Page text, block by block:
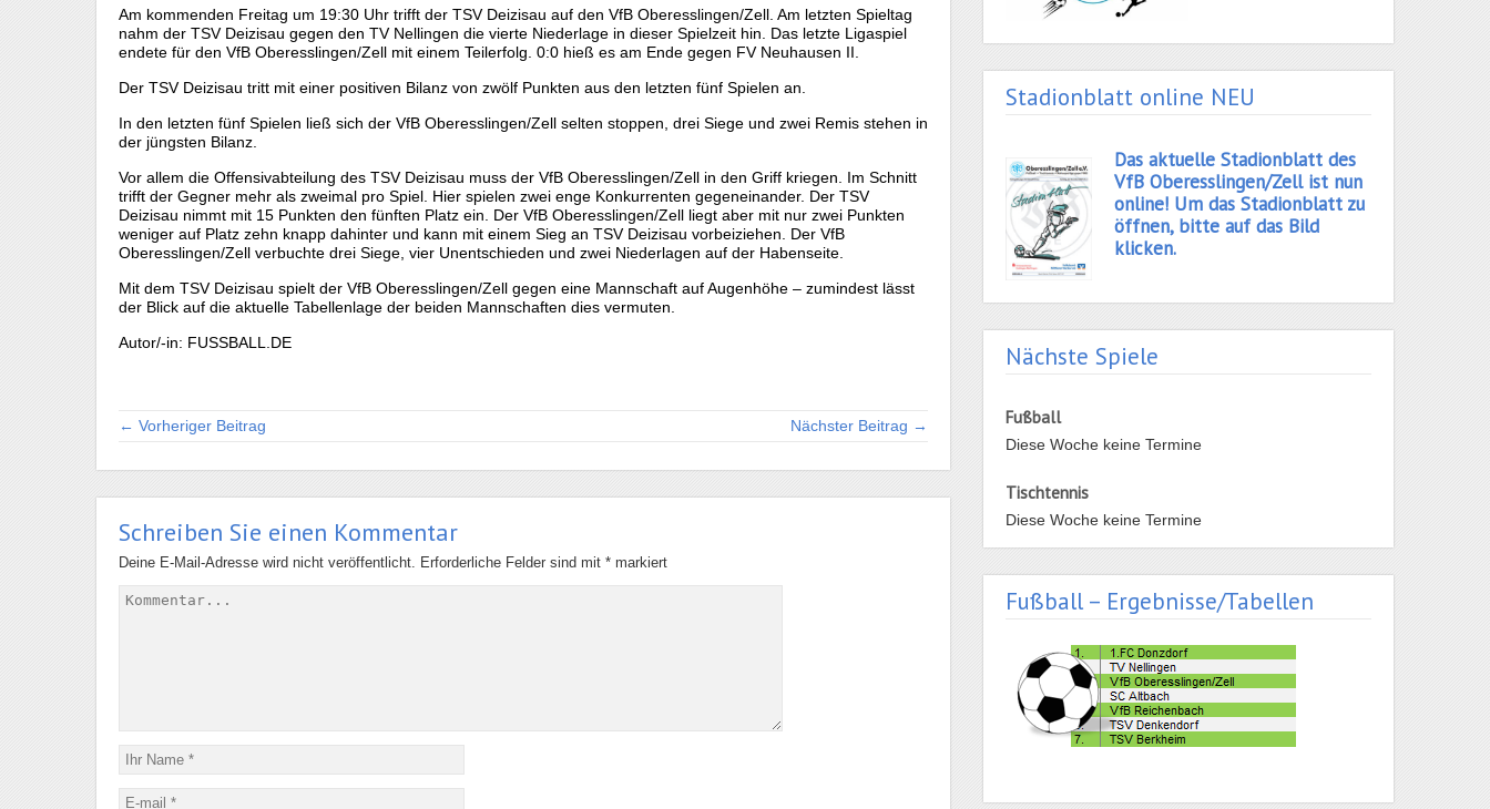
Am kommenden Freitag um 19:30 Uhr trifft der TSV Deizisau auf den VfB Oberesslingen/Zell. Am letzten Spieltag
nahm der TSV Deizisau gegen den TV Nellingen die vierte Niederlage in dieser Spielzeit hin. Das letzte Ligaspiel
endete für den VfB Oberesslingen/Zell mit einem Teilerfolg. 0:0 hieß es am Ende gegen FV Neuhausen II.
Der TSV Deizisau tritt mit einer positiven Bilanz von zwölf Punkten aus den letzten fünf Spielen an.
In den letzten fünf Spielen ließ sich der VfB Oberesslingen/Zell selten stoppen, drei Siege und zwei Remis stehen in
der jüngsten Bilanz.
Vor allem die Offensivabteilung des TSV Deizisau muss der VfB Oberesslingen/Zell in den Griff kriegen. Im Schnitt
trifft der Gegner mehr als zweimal pro Spiel. Hier spielen zwei enge Konkurrenten gegeneinander. Der TSV
Deizisau nimmt mit 15 Punkten den fünften Platz ein. Der VfB Oberesslingen/Zell liegt aber mit nur zwei Punkten
weniger auf Platz zehn knapp dahinter und kann mit einem Sieg an TSV Deizisau vorbeiziehen. Der VfB
Oberesslingen/Zell verbuchte drei Siege, vier Unentschieden und zwei Niederlagen auf der Habenseite.
Mit dem TSV Deizisau spielt der VfB Oberesslingen/Zell gegen eine Mannschaft auf Augenhöhe – zumindest lässt
der Blick auf die aktuelle Tabellenlage der beiden Mannschaften dies vermuten.
Autor/-in: FUSSBALL.DE
← Vorheriger Beitrag Nächster Beitrag →
Schreiben Sie einen Kommentar
Deine E-Mail-Adresse wird nicht veröffentlicht. Erforderliche Felder sind mit * markiert
Stadionblatt online NEU
Das aktuelle Stadionblatt des
VfB Oberesslingen/Zell ist nun
online! Um das Stadionblatt zu
öffnen, bitte auf das Bild
klicken.
Nächste Spiele
Fußball
Diese Woche keine Termine
Tischtennis
Diese Woche keine Termine
Fußball – Ergebnisse/Tabellen